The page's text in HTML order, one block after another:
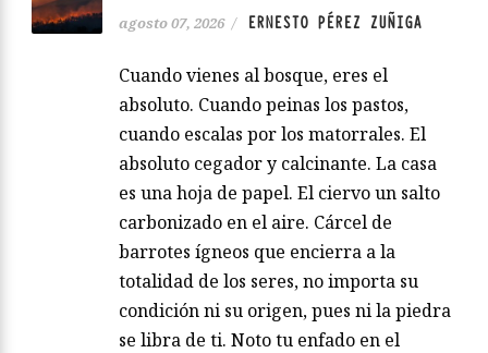
agosto 07, 2026 / ERNESTO PÉREZ ZUÑIGA
Cuando vienes al bosque, eres el
absoluto. Cuando peinas los pastos,
cuando escalas por los matorrales. El
absoluto cegador y calcinante. La casa
es una hoja de papel. El ciervo un salto
carbonizado en el aire. Cárcel de
barrotes ígneos que encierra a la
totalidad de los seres, no importa su
condición ni su origen, pues ni la piedra
se libra de ti. Noto tu enfado en el